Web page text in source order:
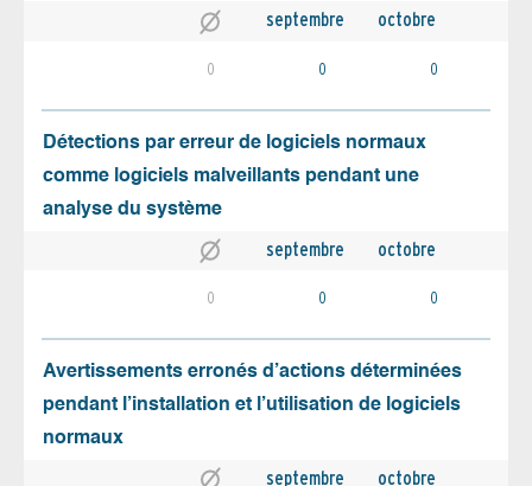
septembre octobre
0 0 0
Détections par erreur de logiciels normaux
comme logiciels malveillants pendant une
analyse du système
septembre octobre
0 0 0
Avertissements erronés d’actions déterminées
pendant l’installation et l’utilisation de logiciels
normaux
septembre octobre